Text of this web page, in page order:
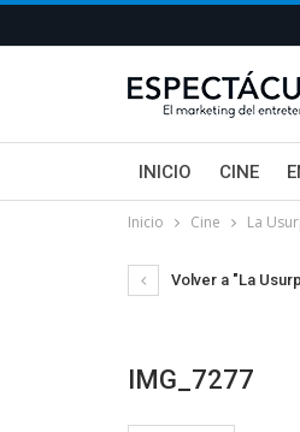
INICIO CINE
Inicio Cine La
Volver a "La
IMG_7277